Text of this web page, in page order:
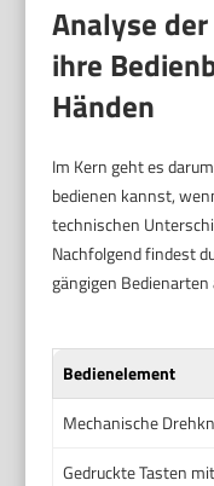
Analyse
ihre
Händen
Im Kern geht es
bedienen kannst,
technischen
Nachfolgend findest
gängigen
Bedienelement
Mechanische
Gedruckte Tasten